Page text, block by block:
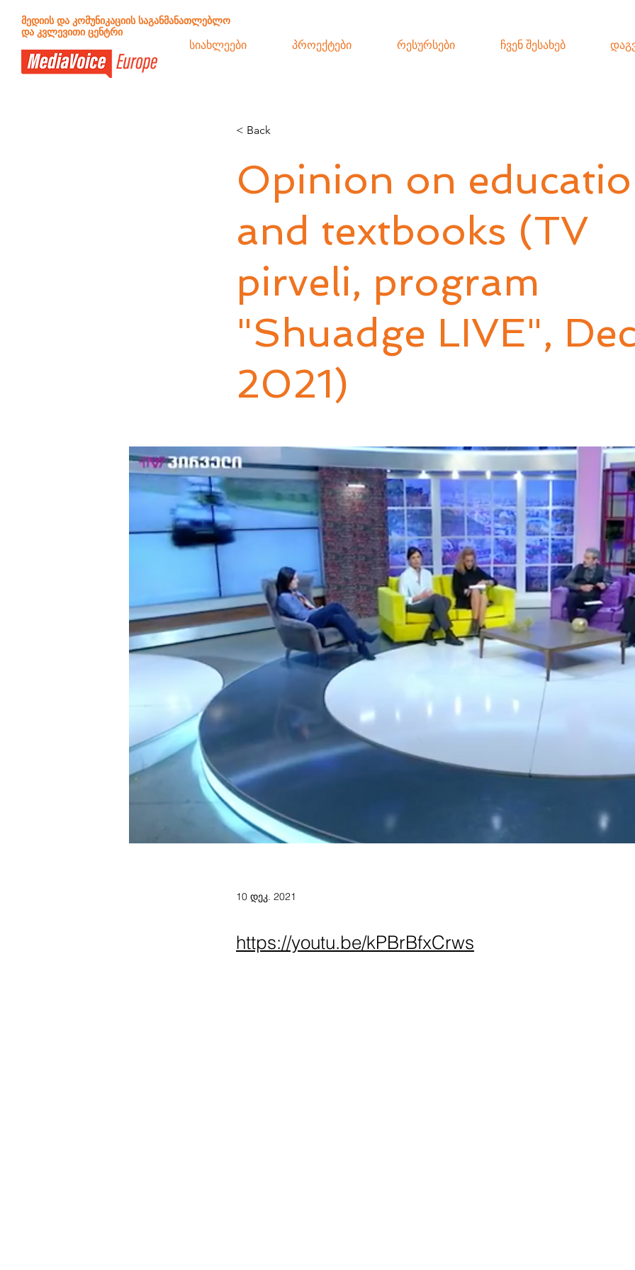
სიახლეები პროექტები რესურსები ჩვენ შესახებ
მედიის და კომუნიკაციის საგანმანათლებლო
და კვლევითი ცენტრი
< Back
Opinion on
and textbooks (TV
pirveli, program
"Shuadge LIVE", Dec
2021)
10 დეკ. 2021
https://youtu.be/kPBrBfxCrws